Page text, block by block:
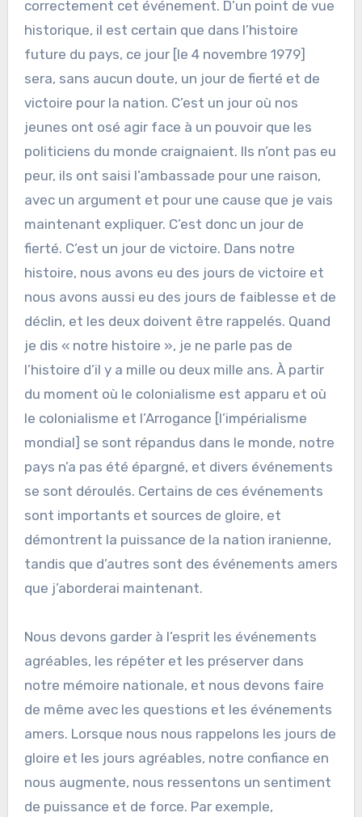
correctement cet événement. D’un point de vue
historique, il est certain que dans l’histoire
future du pays, ce jour [le 4 novembre 1979]
sera, sans aucun doute, un jour de fierté et de
victoire pour la nation. C’est un jour où nos
jeunes ont osé agir face à un pouvoir que les
politiciens du monde craignaient. Ils n’ont pas eu
peur, ils ont saisi l’ambassade pour une raison,
avec un argument et pour une cause que je vais
maintenant expliquer. C’est donc un jour de
fierté. C’est un jour de victoire. Dans notre
histoire, nous avons eu des jours de victoire et
nous avons aussi eu des jours de faiblesse et de
déclin, et les deux doivent être rappelés. Quand
je dis « notre histoire », je ne parle pas de
l’histoire d’il y a mille ou deux mille ans. À partir
du moment où le colonialisme est apparu et où
le colonialisme et l’Arrogance [l’impérialisme
mondial] se sont répandus dans le monde, notre
pays n’a pas été épargné, et divers événements
se sont déroulés. Certains de ces événements
sont importants et sources de gloire, et
démontrent la puissance de la nation iranienne,
tandis que d’autres sont des événements amers
que j’aborderai maintenant.
Nous devons garder à l’esprit les événements
agréables, les répéter et les préserver dans
notre mémoire nationale, et nous devons faire
de même avec les questions et les événements
amers. Lorsque nous nous rappelons les jours de
gloire et les jours agréables, notre confiance en
nous augmente, nous ressentons un sentiment
de puissance et de force. Par exemple,